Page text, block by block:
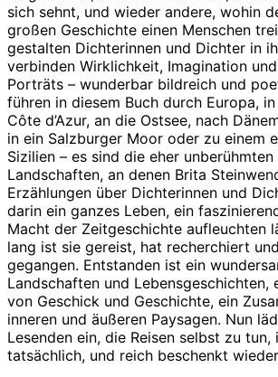
sich sehnt, und wieder andere, wohin
großen Geschichte einen Menschen
gestalten Dichterinnen und Dichter in
verbinden Wirklichkeit, Imagination
Porträts – wunderbar bildreich und
führen in diesem Buch durch Europa,
Côte d’Azur, an die Ostsee, nach
in ein Salzburger Moor oder zu einem
Sizilien – es sind die eher
Landschaften, an denen Brita
Erzählungen über Dichterinnen und
darin ein ganzes Leben, ein
Macht der Zeitgeschichte aufleuchten
lang ist sie gereist, hat recherchiert
gegangen. Entstanden ist ein
Landschaften und Lebensgeschichten,
von Geschick und Geschichte, ein
inneren und äußeren Paysagen. Nun
Lesenden ein, die Reisen selbst zu
tatsächlich, und reich beschenkt